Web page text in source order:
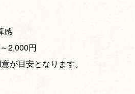
感
2,000円
が目安となります。